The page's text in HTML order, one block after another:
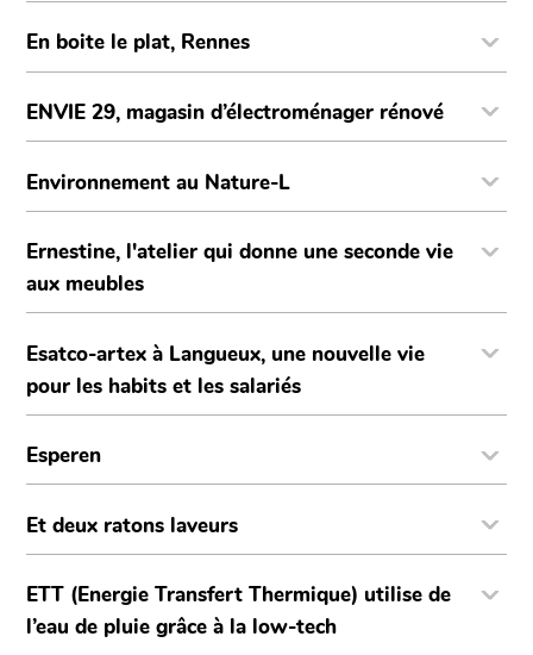
En boite le plat, Rennes
ENVIE 29, magasin d’électroménager rénové
Environnement au Nature-L
Ernestine, l'atelier qui donne une seconde vie
aux meubles
Esatco-artex à Langueux, une nouvelle vie
pour les habits et les salariés
Esperen
Et deux ratons laveurs
ETT (Energie Transfert Thermique) utilise de
l’eau de pluie grâce à la low-tech